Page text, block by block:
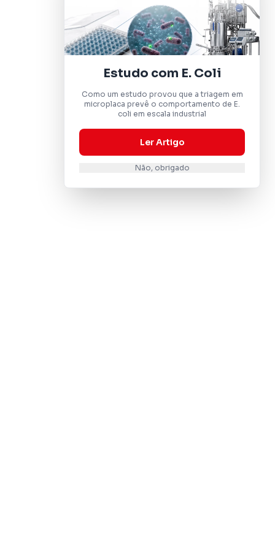
Estudo com E. Coli
Como um estudo provou que a triagem em
microplaca prevê o comportamento de E.
coli em escala industrial
Ler Artigo
Não, obrigado